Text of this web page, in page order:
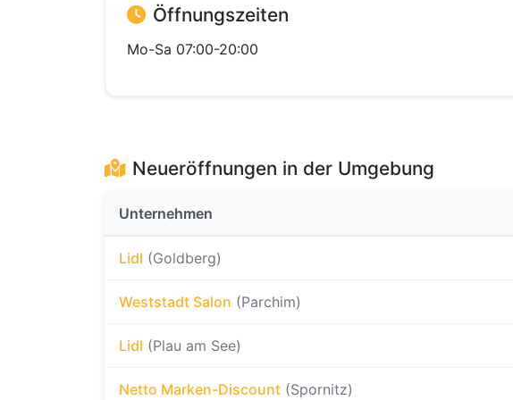
Öffnungszeiten
Mo-Sa 07:00-20:00
Neueröffnungen in der Umgebung
Unternehmen
Lidl (Goldberg)
Weststadt Salon (Parchim)
Lidl (Plau am See)
Netto Marken-Discount (Spornitz)